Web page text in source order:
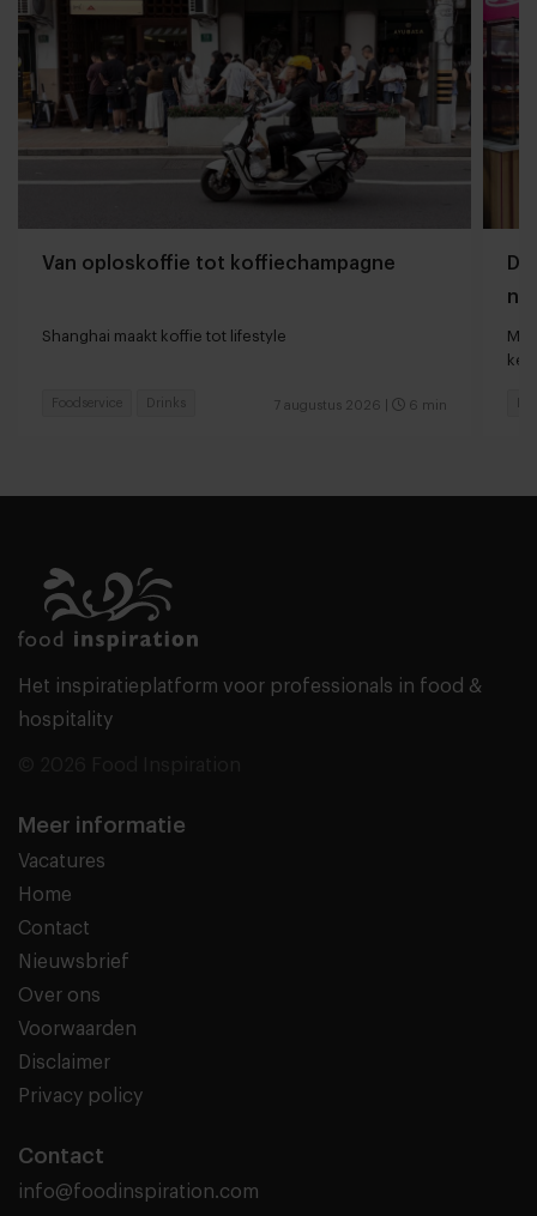
Van oploskoffie tot koffiechampagne
Shanghai maakt koffie tot lifestyle
7 augustus 2026 6 min
Foodservice Drinks
Het inspiratieplatform voor professionals in food &
hospitality
Meer informatie
Vacatures
Home
Contact
Nieuwsbrief
Over ons
Voorwaarden
Disclaimer
Privacy policy
Contact
info@foodinspiration.com